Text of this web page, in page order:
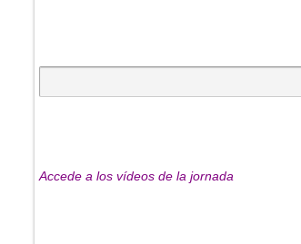
Accede a los vídeos de la jornada